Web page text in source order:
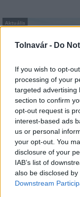
Tolnavár - Do
If you wish to opt-
processing of your
targeted advertising
section to confirm
opt-out request is
interest-based ads
us or personal
your opt-out. You
disclosure of your
IAB’s list of
also be disclosed
Downstream
Aktuális
Az atomerőmű
Duna vizét